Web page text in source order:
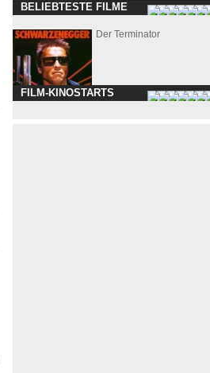
BELIEBTESTE FILME
Der Terminator
FILM-KINOSTARTS